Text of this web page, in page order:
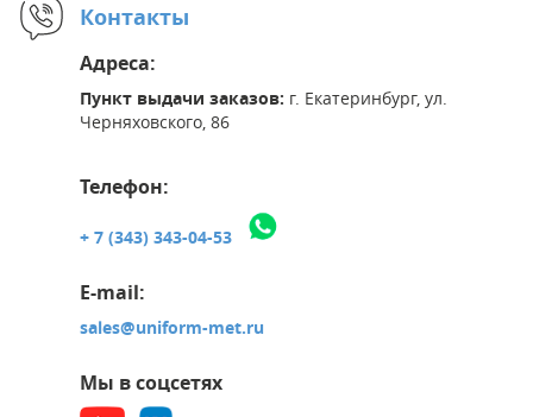
Контакты
Адреса:
Пункт выдачи заказов: г. Екатеринбург, ул.
Черняховского, 86
Телефон:
+ 7 (343) 343-04-53
E-mail:
sales@uniform-met.ru
Мы в соцсетях